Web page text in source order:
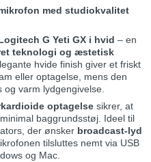
med studiokvalitet
G Yeti GX i hvid – en
teknologi og æstetisk
hvide finish giver et friskt
eller optagelse, mens den
varm lydgengivelse.
optagelse sikrer, at
baggrundsstøj. Ideel til
der ønsker broadcast-lyd
tilsluttes nemt via USB
og Mac.